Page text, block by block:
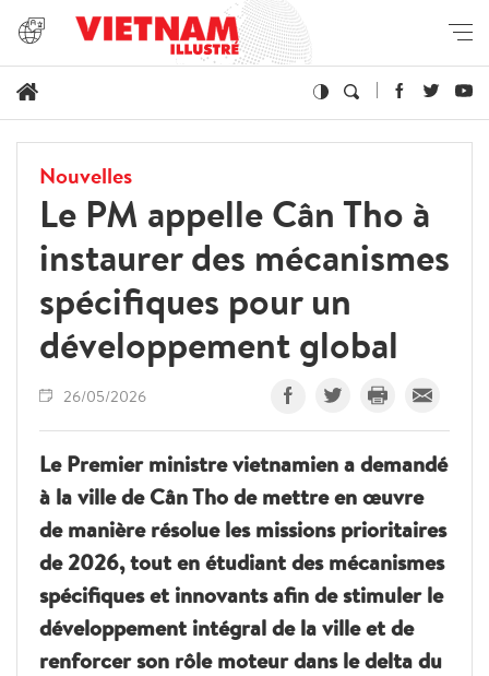
Nouvelles
Le PM appelle Cân Tho à
instaurer des mécanismes
spécifiques pour un
développement global
26/05/2026
Le Premier ministre vietnamien a demandé
à la ville de Cân Tho de mettre en œuvre
de manière résolue les missions prioritaires
de 2026, tout en étudiant des mécanismes
spécifiques et innovants afin de stimuler le
développement intégral de la ville et de
renforcer son rôle moteur dans le delta du